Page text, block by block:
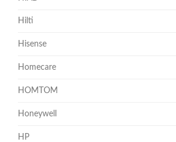
Hilti
Hisense
Homecare
HOMTOM
Honeywell
HP